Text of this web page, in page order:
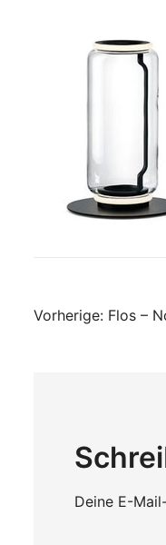
Vorherige: Flos –
Deine E-